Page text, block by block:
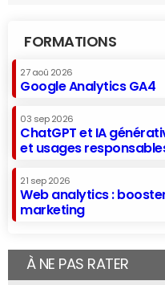
FORMATIONS
27 aoû 2026
Google Analytics GA4
03 sep 2026
ChatGPT et IA
et usages
21 sep 2026
Web analytics :
marketing
À NE PAS RATER